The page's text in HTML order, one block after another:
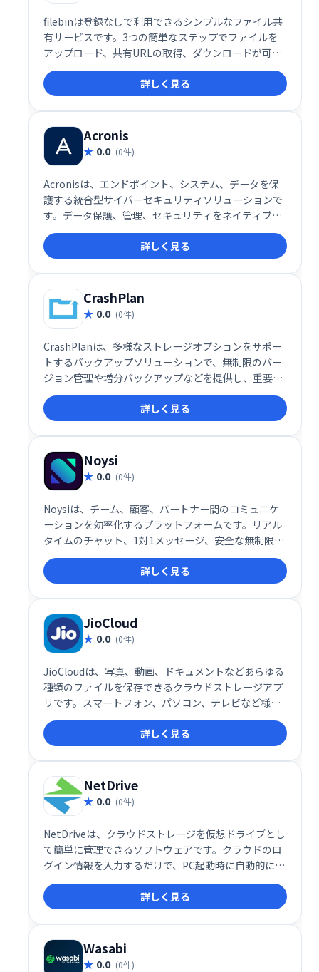
filebinは登録なしで利用できるシンプルなファイル共
有サービスです。3つの簡単なステップでファイルを
アップロード、共有URLの取得、ダウンロードが可能
です。
詳しく見る
Acronis
0.0 (0件)
Acronisは、エンドポイント、システム、データを保
護する統合型サイバーセキュリティソリューションで
す。データ保護、管理、セキュリティをネイティブに
統合することで、包括的な保護を実現します。高度な
脅威からデータを守り、ビジネスの継続性を確保しま
す。
詳しく見る
CrashPlan
0.0 (0件)
CrashPlanは、多様なストレージオプションをサポー
トするバックアップソリューションで、無制限のバー
ジョン管理や増分バックアップなどを提供し、重要な
データを安全に保護します。
詳しく見る
Noysi
0.0 (0件)
Noysiは、チーム、顧客、パートナー間のコミュニケ
ーションを効率化するプラットフォームです。リアル
タイムのチャット、1対1メッセージ、安全な無制限ク
ラウドストレージ、高度なタスクマネージャーなどを
提供。ビデオ通話、画面共有、ファイル共有にも対応
し、プロジェクトの整理や進捗管理をスムーズに行え
ます。アプリ連携機能も備え、既存ツールとの統合も
容易です。チーム、部門、プロジェクト単位での整理
も可能です。
詳しく見る
JioCloud
0.0 (0件)
JioCloudは、写真、動画、ドキュメントなどあらゆる
種類のファイルを保存できるクラウドストレージアプ
リです。スマートフォン、パソコン、テレビなど様々
なデバイスからアクセス可能。最大100GBのオンライ
ンストレージが利用でき、プロモーションを利用すれ
ばさらに容量を増やすことも可能です。大切な思い出
やファイルを安全に、そして簡単に管理しましょう。
詳しく見る
NetDrive
0.0 (0件)
NetDriveは、クラウドストレージを仮想ドライブとし
て簡単に管理できるソフトウェアです。クラウドのロ
グイン情報を入力するだけで、PC起動時に自動的にす
べてのストレージが表示され、まるでローカルドライ
ブのように利用できます。煩わしいログイン作業から
解放され、クラウドストレージをより効率的に活用で
きます。
詳しく見る
Wasabi
0.0 (0件)